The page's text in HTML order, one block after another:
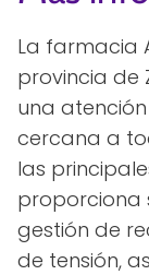
La farmacia
provincia de
una
cercana a
las
proporciona
gestión de
de tensión,